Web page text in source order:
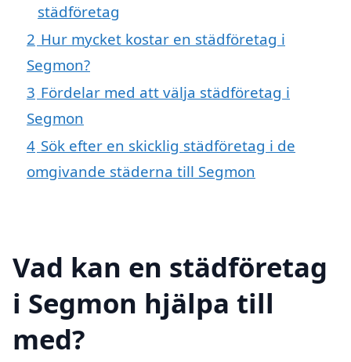
städföretag
2 Hur mycket kostar en städföretag i
Segmon?
3 Fördelar med att välja städföretag i
Segmon
4 Sök efter en skicklig städföretag i de
omgivande städerna till Segmon
Vad kan en städföretag
i Segmon hjälpa till
med?